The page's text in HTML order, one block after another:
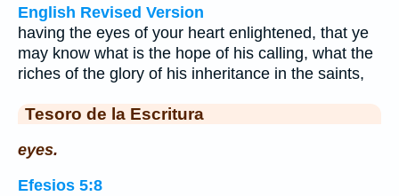
English Revised Version
having the eyes of your heart enlightened, that ye
may know what is the hope of his calling, what the
riches of the glory of his inheritance in the saints,
Tesoro de la Escritura
eyes.
Efesios 5:8